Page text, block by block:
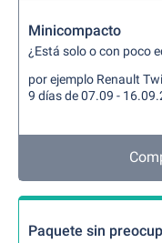
Minicompacto
¿Está solo o con poco
por ejemplo Renault
9 días de 07.09 -
Paquete sin